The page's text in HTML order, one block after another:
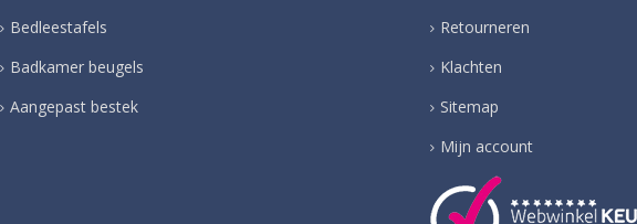
Retourneren
Klachten
Sitemap
Mijn account
Bedleestafels
Badkamer beugels
Aangepast bestek